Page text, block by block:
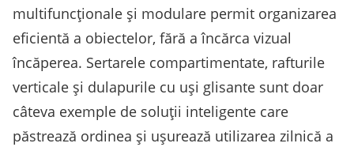
multifuncționale și modulare permit organizarea
eficientă a obiectelor, fără a încărca vizual
încăperea. Sertarele compartimentate, rafturile
verticale și dulapurile cu uși glisante sunt doar
câteva exemple de soluții inteligente care
păstrează ordinea și ușurează utilizarea zilnică a